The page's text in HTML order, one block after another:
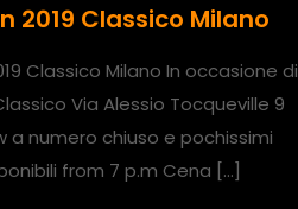
2019 Classico Milano
Classico Milano In occasione di
Classico Via Alessio Tocqueville 9
a numero chiuso e pochissimi
from 7 p.m Cena […]